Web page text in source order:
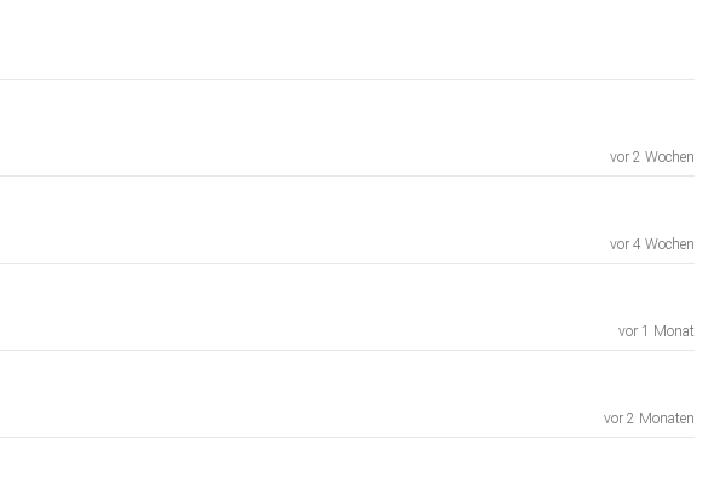
vor 2 Wochen
vor 4 Wochen
vor 1 Monat
vor 2 Monaten